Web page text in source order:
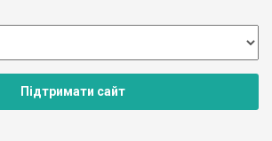
Підтримати сайт